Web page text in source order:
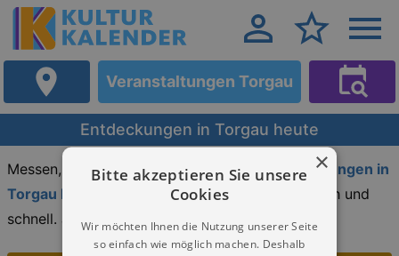
Veranstaltungen Torgau
Entdeckungen in Torgau heute
Messen, Märkte, Workshops in Torgau.Entdeckungen in
Torgau heute und die nächsten Monate
. Einfach und
schnell. Jetzt hier informieren.
×
Bitte akzeptieren Sie unsere
Cookies
Wir möchten Ihnen die Nutzung unserer Seite
so einfach wie möglich machen. Deshalb